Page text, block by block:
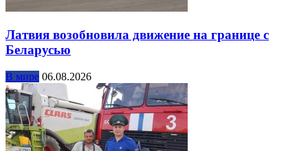
Латвия возобновила движение на границе с
Беларусью
В мире 06.08.2026